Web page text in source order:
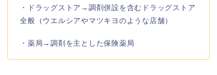
・ドラッグストア→調剤併設を含むドラッグストア
全般（ウエルシアやマツキヨのような店舗）
・薬局→調剤を主とした保険薬局